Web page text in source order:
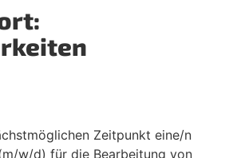
Zeitpunkt eine/n
w/d) für die Bearbeitung von